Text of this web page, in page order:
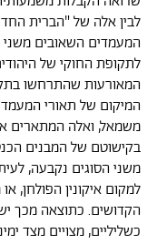
לבין אלה של "הברית
המעמדים השאובים משני
לתקופת החוקי של
המאורעות שהתרחשו
המיקום של תאורי
משמאל, ואלה המתארים
בקישוטם של המבנים
משני הסוגים נקבעה,
למקום איקונין הפולחן,
הקדושים. כתוצאה מכך
כשליליים, מצויים מצד